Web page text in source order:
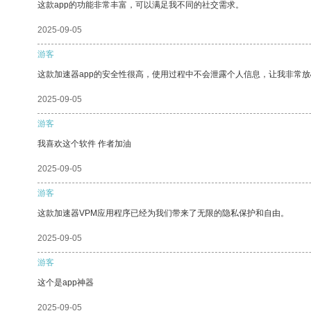
这款app的功能非常丰富，可以满足我不同的社交需求。
2025-09-05
游客
这款加速器app的安全性很高，使用过程中不会泄露个人信息，让我非常
2025-09-05
游客
我喜欢这个软件 作者加油
2025-09-05
游客
这款加速器VPM应用程序已经为我们带来了无限的隐私保护和自由。
2025-09-05
游客
这个是app神器
2025-09-05